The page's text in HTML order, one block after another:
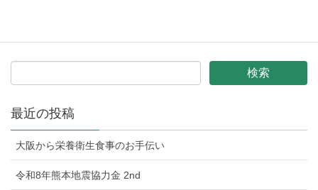
最近の投稿
大阪から栄養衛生食事のお手伝い
令和8年熊本地震協力金 2nd